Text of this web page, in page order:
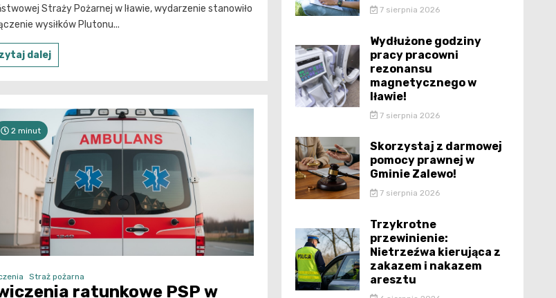
Straży Pożarnej w Iławie, wydarzenie stanowiło
wysiłków Plutonu...
dalej
2 minut
Straż pożarna
ratunkowe PSP w
7 sierpnia 2026
Wydłużone godziny
pracy pracowni
rezonansu
magnetycznego w
Iławie!
7 sierpnia 2026
Skorzystaj z darmowej
pomocy prawnej w
Gminie Zalewo!
7 sierpnia 2026
Trzykrotne
przewinienie:
Nietrzeźwa kierująca z
zakazem i nakazem
aresztu